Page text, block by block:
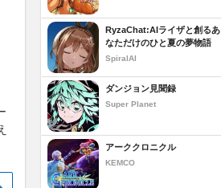
RyzaChat:AIライザと創るあ
なただけのひと夏の夢物語
SpiralAI
ダンジョン見聞録
Super Planet
アーククロニクル
KEMCO